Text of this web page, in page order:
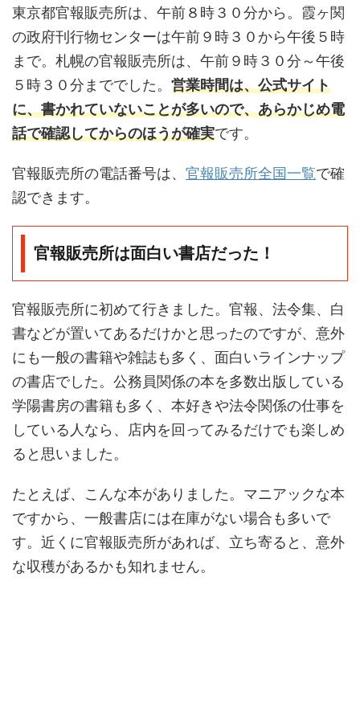
東京都官報販売所は、午前８時３０分から。霞ヶ関
の政府刊行物センターは午前９時３０から午後５時
まで。札幌の官報販売所は、午前９時３０分～午後
５時３０分まででした。 営業時間は、公式サイト
に、書かれていないことが多いので、あらかじめ電
話で確認してからのほうが確実です。
官報販売所の電話番号は、 官報販売所全国一覧で確
認できます。
官報販売所は面白い書店だった！
官報販売所に初めて行きました。官報、法令集、白
書などが置いてあるだけかと思ったのですが、意外
にも一般の書籍や雑誌も多く、面白いラインナップ
の書店でした。公務員関係の本を多数出版している
学陽書房の書籍も多く、本好きや法令関係の仕事を
している人なら、店内を回ってみるだけでも楽しめ
ると思いました。
たとえば、こんな本がありました。マニアックな本
ですから、一般書店には在庫がない場合も多いで
す。近くに官報販売所があれば、立ち寄ると、意外
な収穫があるかも知れません。